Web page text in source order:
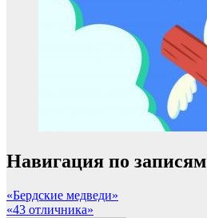
Навигация по записям
«Бердские медведи»
«43 отличника»